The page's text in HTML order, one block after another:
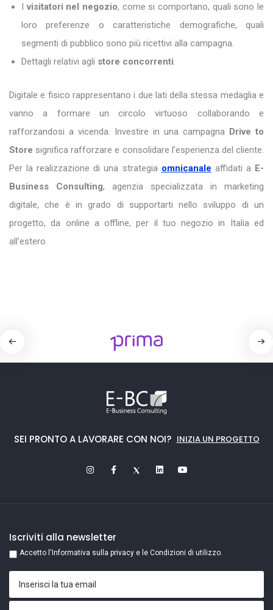
I visitatori nel negozio, come si comportano, quali sono le
loro preferenze o caratteristiche demografiche, quali
segmenti di pubblico sono più ricettivi alla campagna.
Dettagli relativi agli store concorrenti.
Digitale e fisico rappresentano i due lati della stessa medaglia e
vanno a formare un circolo virtuoso collaborando e
rafforzandosi a vicenda. Investire in una campagna Drive to
Store significa rafforzare e consolidare l’esperienza del cliente.
Per la realizzazione di una strategia omnicanale affidati a E-
Business Consulting, agenzia specializzata in marketing
digitale, che è in grado di supportarti nello sviluppo di un
progetto, da online a offline, per il tuo negozio in Italia ed
all'estero.
SEI PRONTO A LAVORARE CON NOI? INIZIA UN PROGETTO
Iscriviti alla newsletter
Accetto l'Informativa sulla privacy e le Condizioni di utilizzo.